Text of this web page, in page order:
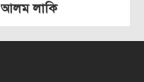
আলম লাকি